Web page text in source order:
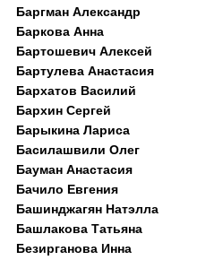
Баргман Александр
Баркова Анна
Бартошевич Алексей
Бартулева Анастасия
Бархатов Василий
Бархин Сергей
Барыкина Лариса
Басилашвили Олег
Бауман Анастасия
Бачило Евгения
Башинджагян Натэлла
Башлакова Татьяна
Безирганова Инна